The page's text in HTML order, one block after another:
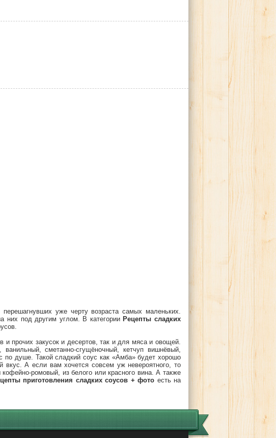
уже черту возраста самых маленьких.
них под другим углом. В категории Рецепты сладких
и прочих закусок и десертов, так и для мяса и овощей.
сметанно-сгущёночный, кетчуп вишнёвый,
душе. Такой сладкий соус как «Амба» будет хорошо
вкус. А если вам хочется совсем уж невероятного, то
ромовый, из белого или красного вина. А также
приготовления сладких соусов + фото есть на